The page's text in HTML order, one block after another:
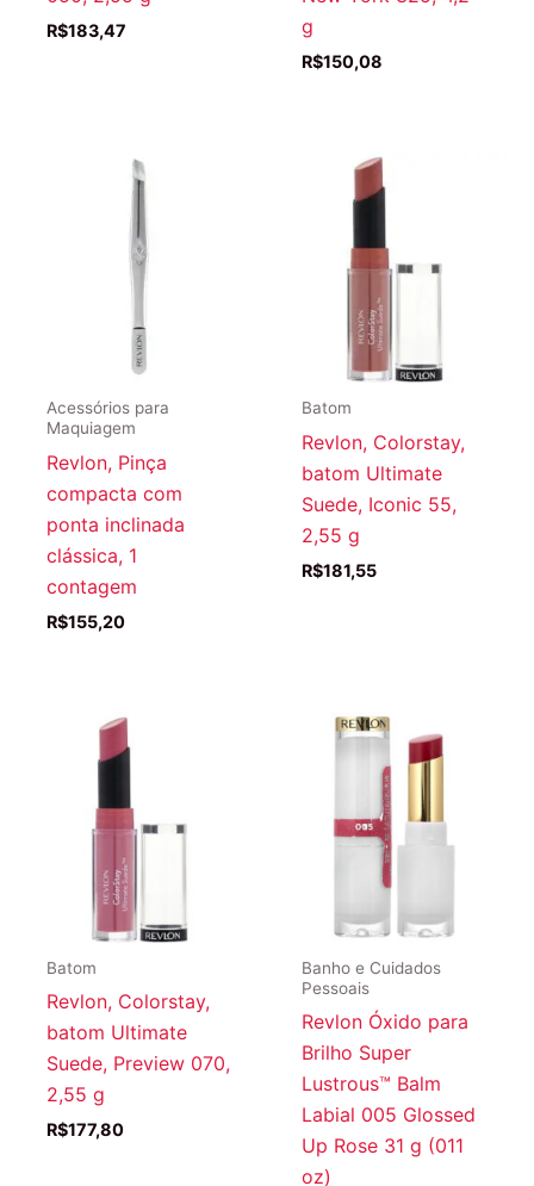
R$183,47
g
R$150,08
Acessórios para
Maquiagem
Revlon, Pinça
compacta com
ponta inclinada
clássica, 1
contagem
R$155,20
Batom
Revlon, Colorstay,
batom Ultimate
Suede, Iconic 55,
2,55 g
R$181,55
Batom
Revlon, Colorstay,
batom Ultimate
Suede, Preview 070,
2,55 g
R$177,80
Banho e Cuidados
Pessoais
Revlon Óxido para
Brilho Super
Lustrous™ Balm
Labial 005 Glossed
Up Rose 31 g (011
oz)